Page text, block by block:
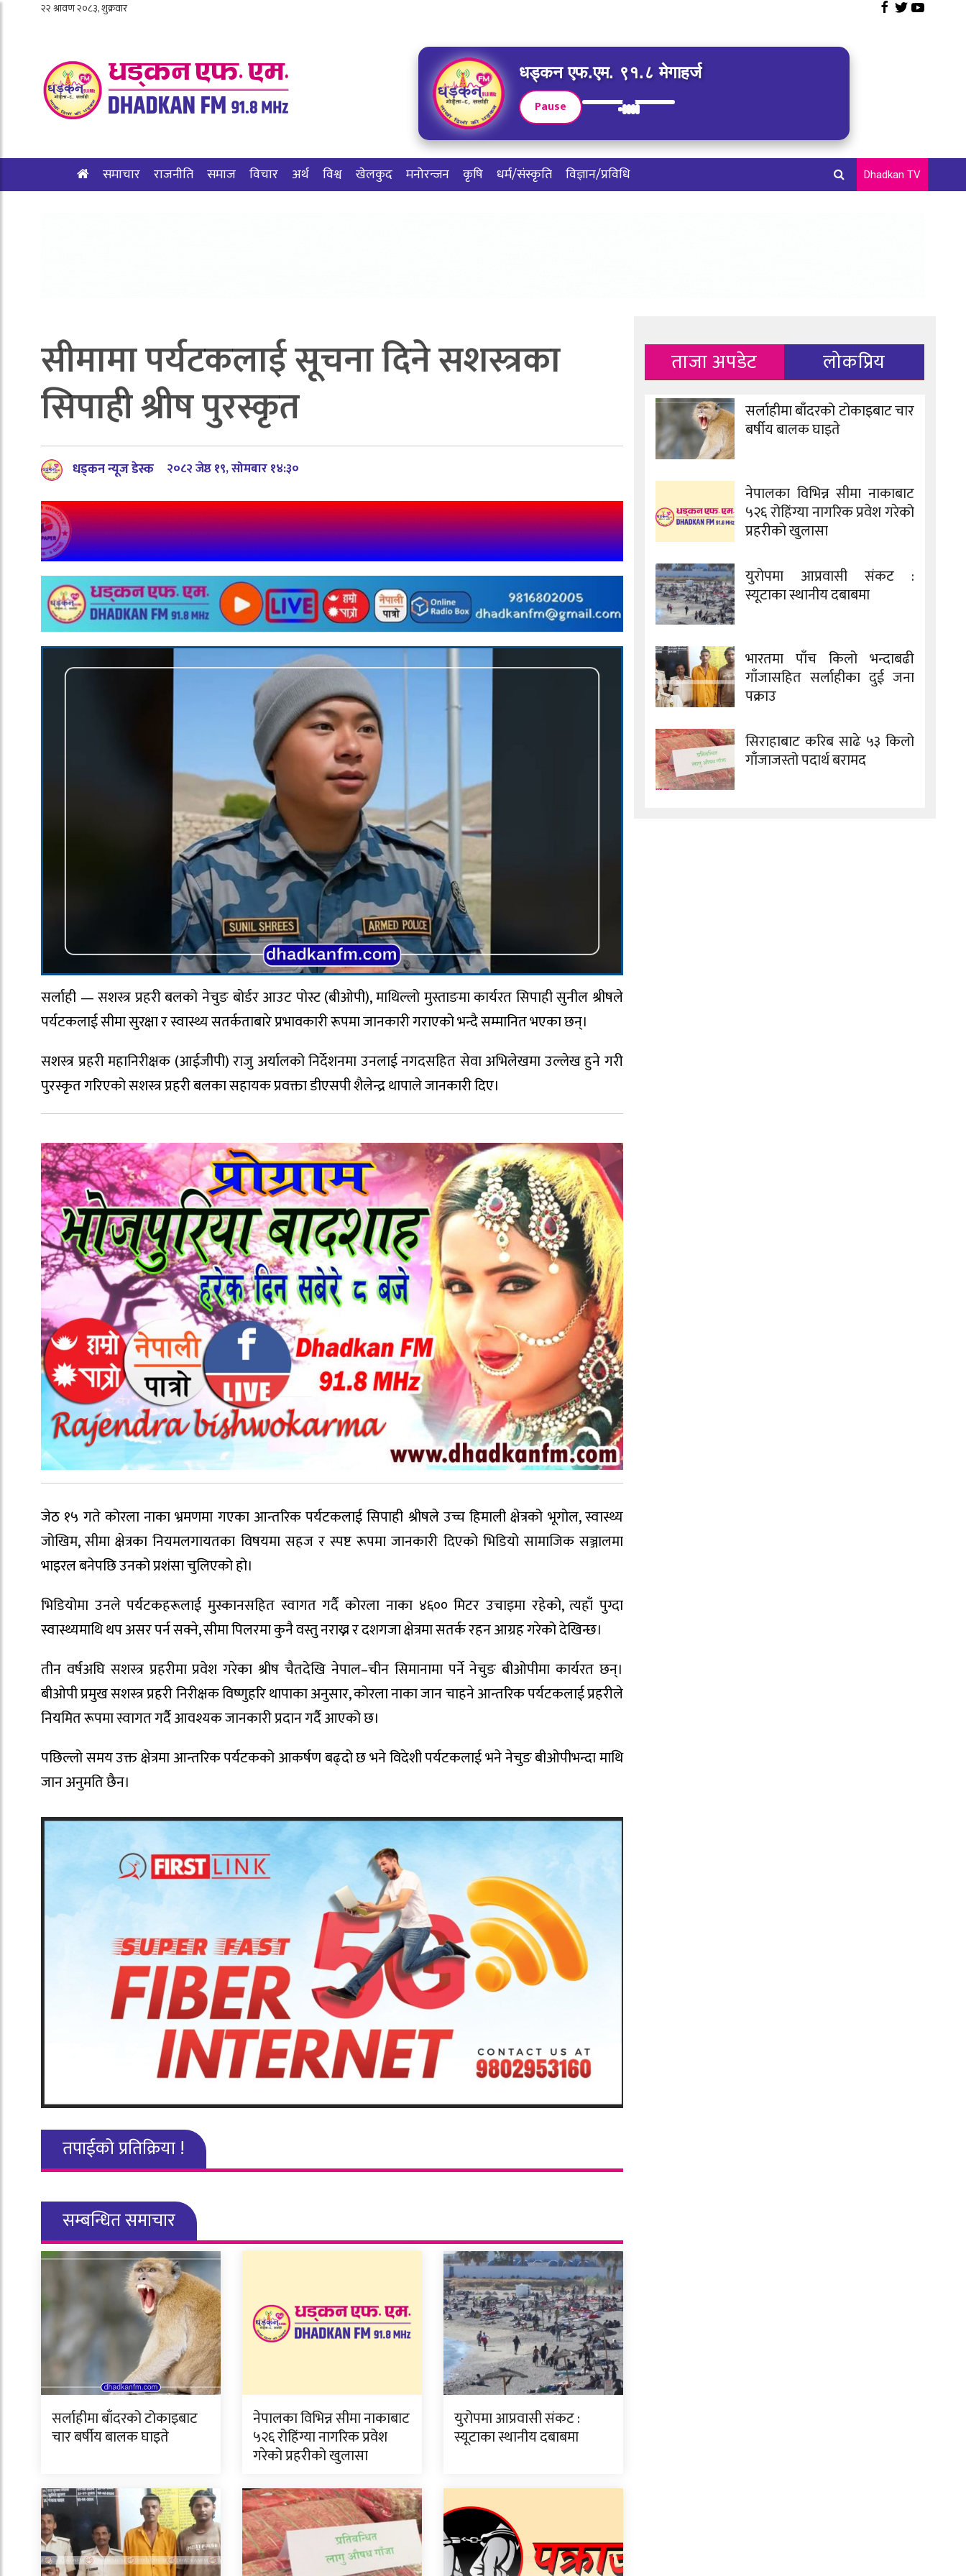
धड्कन एफ.एम. ९१.८ मेगाहर्ज
Pause
समाचार राजनीति समाज विचार अर्थ विश्व खेलकुद मनोरन्जन कृषि धर्म/संस्कृति
विज्ञान/प्रविधि
Dhadkan TV
सीमामा पर्यटकलाई सूचना दिने सशस्त्रका
सिपाही श्रीष पुरस्कृत
धड्कन न्यूज डेस्क २०८२ जेष्ठ १९, सोमबार १४:३०
सर्लाही — सशस्त्र प्रहरी बलको नेचुङ बोर्डर आउट पोस्ट (बीओपी), माथिल्लो मुस्ताङमा कार्यरत सिपाही सुनील श्रीषले
पर्यटकलाई सीमा सुरक्षा र स्वास्थ्य सतर्कताबारे प्रभावकारी रूपमा जानकारी गराएको भन्दै सम्मानित भएका छन्।
सशस्त्र प्रहरी महानिरीक्षक (आईजीपी) राजु अर्यालको निर्देशनमा उनलाई नगदसहित सेवा अभिलेखमा उल्लेख हुने गरी
पुरस्कृत गरिएको सशस्त्र प्रहरी बलका सहायक प्रवक्ता डीएसपी शैलेन्द्र थापाले जानकारी दिए।
जेठ १५ गते कोरला नाका भ्रमणमा गएका आन्तरिक पर्यटकलाई सिपाही श्रीषले उच्च हिमाली क्षेत्रको भूगोल, स्वास्थ्य
जोखिम, सीमा क्षेत्रका नियमलगायतका विषयमा सहज र स्पष्ट रूपमा जानकारी दिएको भिडियो सामाजिक सञ्जालमा
भाइरल बनेपछि उनको प्रशंसा चुलिएको हो।
भिडियोमा उनले पर्यटकहरूलाई मुस्कानसहित स्वागत गर्दै कोरला नाका ४६०० मिटर उचाइमा रहेको, त्यहाँ पुग्दा
स्वास्थ्यमाथि थप असर पर्न सक्ने, सीमा पिलरमा कुनै वस्तु नराख्न र दशगजा क्षेत्रमा सतर्क रहन आग्रह गरेको देखिन्छ।
तीन वर्षअघि सशस्त्र प्रहरीमा प्रवेश गरेका श्रीष चैतदेखि नेपाल–चीन सिमानामा पर्ने नेचुङ बीओपीमा कार्यरत छन्।
बीओपी प्रमुख सशस्त्र प्रहरी निरीक्षक विष्णुहरि थापाका अनुसार, कोरला नाका जान चाहने आन्तरिक पर्यटकलाई प्रहरीले
नियमित रूपमा स्वागत गर्दै आवश्यक जानकारी प्रदान गर्दै आएको छ।
पछिल्लो समय उक्त क्षेत्रमा आन्तरिक पर्यटकको आकर्षण बढ्दो छ भने विदेशी पर्यटकलाई भने नेचुङ बीओपीभन्दा माथि
जान अनुमति छैन।
तपाईको प्रतिक्रिया !
सम्बन्धित समाचार
सर्लाहीमा बाँदरको टोकाइबाट
चार बर्षीय बालक घाइते
नेपालका विभिन्न सीमा नाकाबाट
५२६ रोहिंग्या नागरिक प्रवेश
गरेको प्रहरीको खुलासा
युरोपमा आप्रवासी संकट :
स्यूटाका स्थानीय दबाबमा
ताजा अपडेट लोकप्रिय
सर्लाहीमा बाँदरको टोकाइबाट चार
बर्षीय बालक घाइते
नेपालका विभिन्न सीमा नाकाबाट
५२६ रोहिंग्या नागरिक प्रवेश गरेको
प्रहरीको खुलासा
युरोपमा आप्रवासी संकट :
स्यूटाका स्थानीय दबाबमा
भारतमा पाँच किलो भन्दाबढी
गाँजासहित सर्लाहीका दुई जना
पक्राउ
सिराहाबाट करिब साढे ५३ किलो
गाँजाजस्तो पदार्थ बरामद